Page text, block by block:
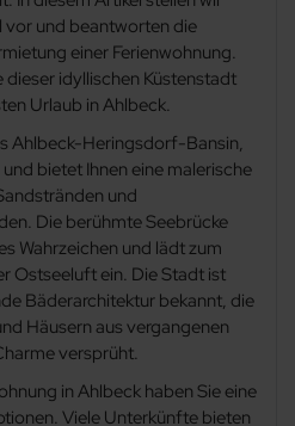
vor und beantworten die
einer Ferienwohnung.
dieser idyllischen Küstenstadt
Urlaub in Ahlbeck.
Ahlbeck-Heringsdorf-Bansin,
bietet Ihnen eine malerische
und
Die berühmte Seebrücke
Wahrzeichen und lädt zum
Ostseeluft ein. Die Stadt ist
Bäderarchitektur bekannt, die
Häusern aus vergangenen
versprüht.
in Ahlbeck haben Sie eine
Viele Unterkünfte bieten